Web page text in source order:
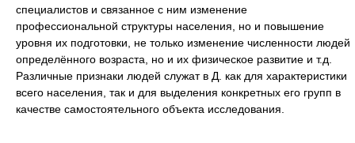
специалистов и связанное с ним изменение
профессиональной структуры населения, но и повышение
уровня их подготовки, не только изменение численности людей
определённого возраста, но и их физическое развитие и т.д.
Различные признаки людей служат в Д. как для характеристики
всего населения, так и для выделения конкретных его групп в
качестве самостоятельного объекта исследования.